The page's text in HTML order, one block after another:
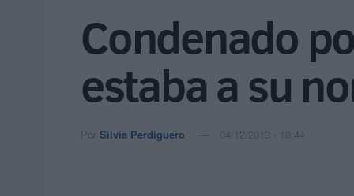
Condenado
estaba a su
Por Silvia Perdiguero 04/12/2013 - 10:44